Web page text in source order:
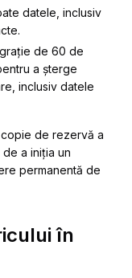
datele, inclusiv
de 60 de
a șterge
inclusiv datele
de rezervă a
a iniția un
permanentă de
în